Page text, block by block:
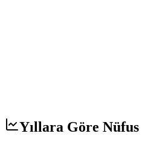
Yıllara Göre Nüfus